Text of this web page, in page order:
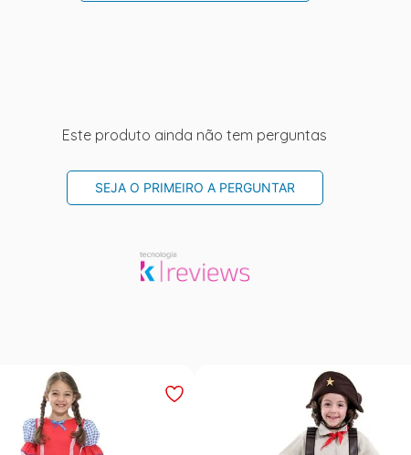
Este produto ainda não tem perguntas
SEJA O PRIMEIRO A PERGUNTAR